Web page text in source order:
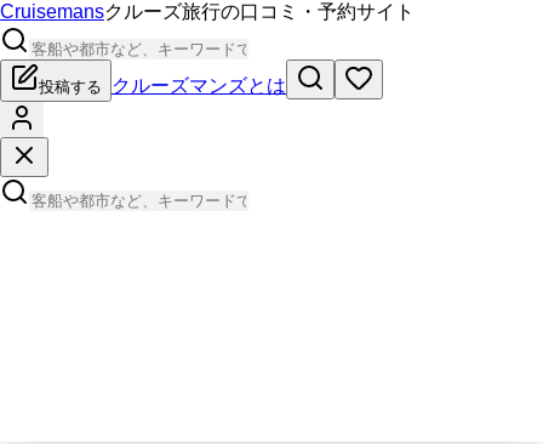
Cruisemansクルーズ旅行の口コミ・予約サイト
投稿する クルーズマンズとは